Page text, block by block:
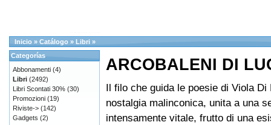
Inicio » Catálogo » Libri »
ARCOBALENI DI
Il filo che guida le poesie di Viola Di
nostalgia malinconica, unita a una
intensamente vitale, frutto di una
Categorías
Abbonamenti (4)
Libri (2492)
Libri Scontati 30% (30)
Promozioni (19)
Riviste-> (142)
Gadgets (2)